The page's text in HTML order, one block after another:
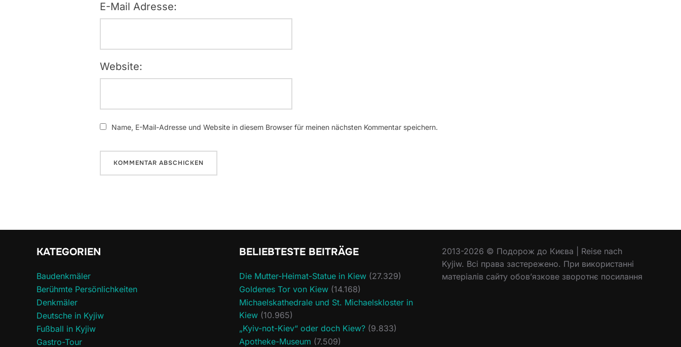
E-Mail Adresse:
Website:
Name, E-Mail-Adresse und Website in diesem Browser für meinen nächsten Kommentar speichern.
KATEGORIEN
Baudenkmäler
Berühmte Persönlichkeiten
Denkmäler
Deutsche in Kyjiw
Fußball in Kyjiw
Gastro-Tour
BELIEBTESTE BEITRÄGE
Die Mutter-Heimat-Statue in Kiew (27.329)
Goldenes Tor von Kiew (14.168)
Michaelskathedrale und St. Michaelskloster in
Kiew (10.965)
„Kyiv-not-Kiev“ oder doch Kiew? (9.833)
Apotheke-Museum (7.509)
2013-2026 © Подорож до Києва | Reise nach
Kyjiw. Всі права застережено. При використанні
матеріалів сайту обов’язкове зворотнє посилання